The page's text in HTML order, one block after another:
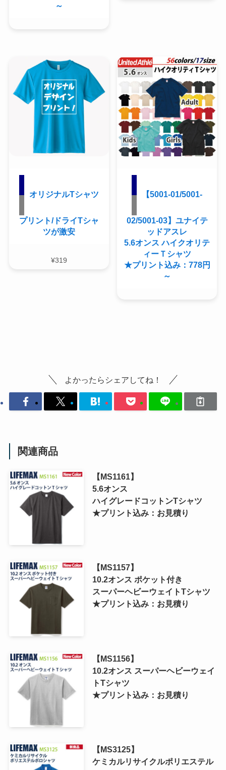
～
オリジナルTシャツ
プリント/ドライTシャ
ツが激安
¥319
【5001-01/5001-
02/5001-03】ユナイテ
ッドアスレ
5.6オンス ハイクオリテ
ィーＴシャツ
★プリント込み：778円
～
よかったらシェアしてね！
関連商品
【MS1161】
5.6オンス
ハイグレードコットンTシャツ
★プリント込み：お見積り
【MS1157】
10.2オンス ポケット付き
スーパーヘビーウェイトTシャツ
★プリント込み：お見積り
【MS1156】
10.2オンス スーパーヘビーウェイ
トTシャツ
★プリント込み：お見積り
【MS3125】
ケミカルリサイクルポリエステル